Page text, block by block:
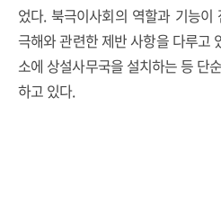
었다. 북극이사회의 역할과 기능
극해와 관련한 제반 사항을 다루고
소에 상설사무국을 설치하는 등 단
하고 있다.